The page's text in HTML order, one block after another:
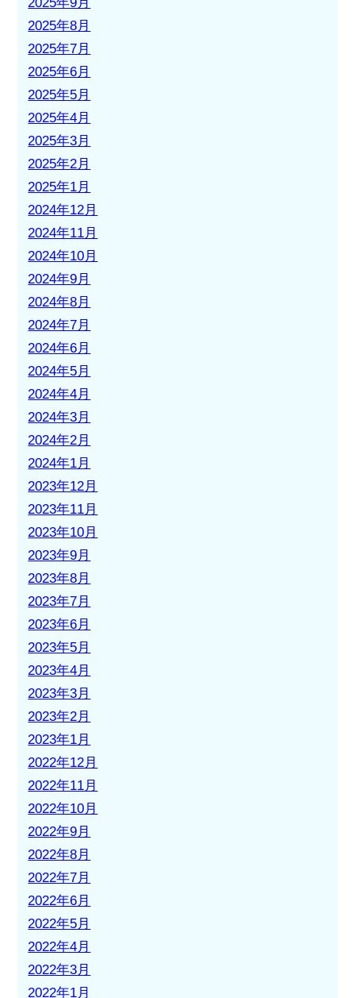
2025年9月
2025年8月
2025年7月
2025年6月
2025年5月
2025年4月
2025年3月
2025年2月
2025年1月
2024年12月
2024年11月
2024年10月
2024年9月
2024年8月
2024年7月
2024年6月
2024年5月
2024年4月
2024年3月
2024年2月
2024年1月
2023年12月
2023年11月
2023年10月
2023年9月
2023年8月
2023年7月
2023年6月
2023年5月
2023年4月
2023年3月
2023年2月
2023年1月
2022年12月
2022年11月
2022年10月
2022年9月
2022年8月
2022年7月
2022年6月
2022年5月
2022年4月
2022年3月
2022年1月